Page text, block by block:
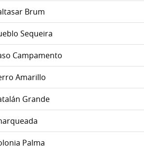
Brum
Sequeira
Campamento
Amarillo
Grande
Palma